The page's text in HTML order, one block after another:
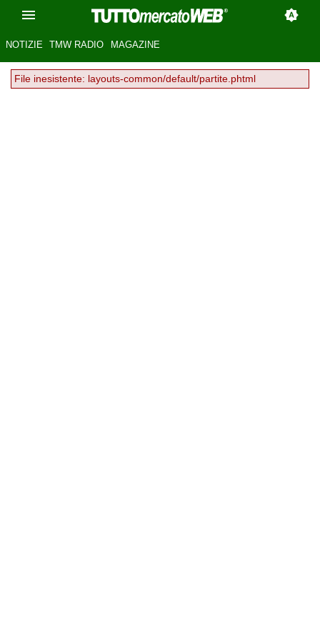
NOTIZIE TMW RADIO MAGAZINE
File inesistente: layouts-common/default/partite.phtml